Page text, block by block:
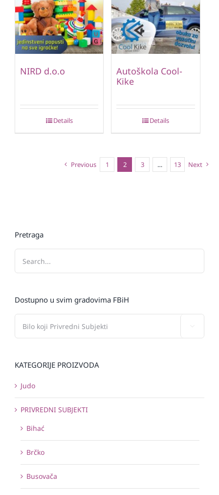
NIRD d.o.o
Details
Autoškola Cool-
Kike
Details
Previous 1 2 3 … 13 Next
Pretraga
Dostupno u svim gradovima FBiH
KATEGORIJE PROIZVODA
Judo
PRIVREDNI SUBJEKTI
Bihać
Brčko
Busovača